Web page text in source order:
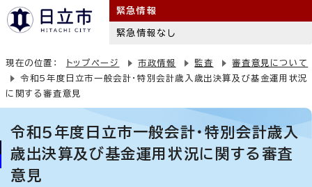
緊急情報
緊急情報なし
現在の位置： トップページ 市政情報 監査
審査意見について
令和5年度日立市一般会計・特別会計歳入歳出決算及び基金運用状況
に関する審査意見
令和5年度日立市一般会計・特別会計歳入
歳出決算及び基金運用状況に関する審査
意見